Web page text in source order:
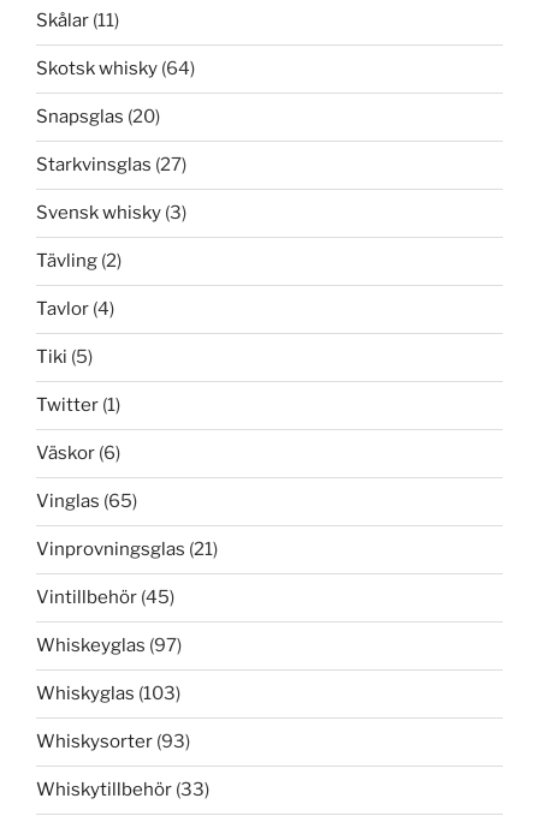
Skålar (11)
Skotsk whisky (64)
Snapsglas (20)
Starkvinsglas (27)
Svensk whisky (3)
Tävling (2)
Tavlor (4)
Tiki (5)
Twitter (1)
Väskor (6)
Vinglas (65)
Vinprovningsglas (21)
Vintillbehör (45)
Whiskeyglas (97)
Whiskyglas (103)
Whiskysorter (93)
Whiskytillbehör (33)